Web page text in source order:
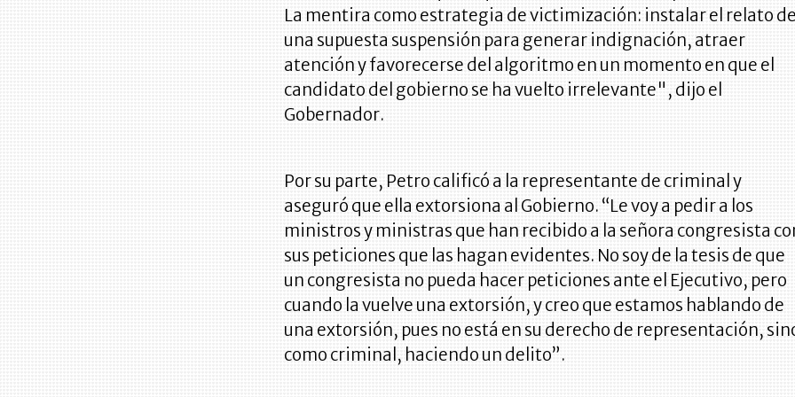
La mentira como estrategia de victimización: instalar el relato de
una supuesta suspensión para generar indignación, atraer
atención y favorecerse del algoritmo en un momento en que el
candidato del gobierno se ha vuelto irrelevante", dijo el
Gobernador.
Por su parte, Petro calificó a la representante de criminal y
aseguró que ella extorsiona al Gobierno. “Le voy a pedir a los
ministros y ministras que han recibido a la señora congresista
sus peticiones que las hagan evidentes. No soy de la tesis de que
un congresista no pueda hacer peticiones ante el Ejecutivo, pero
cuando la vuelve una extorsión, y creo que estamos hablando de
una extorsión, pues no está en su derecho de representación,
como criminal, haciendo un delito”.